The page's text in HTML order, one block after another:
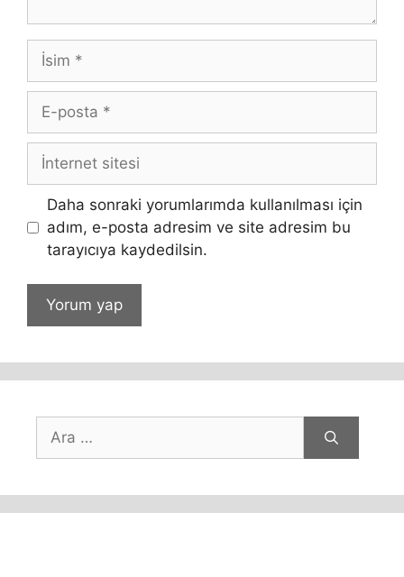
İsim
posta
İnternet
sitesi
Daha sonraki yorumlarımda kullanılması için
adım, e-posta adresim ve site adresim bu
tarayıcıya kaydedilsin.
için